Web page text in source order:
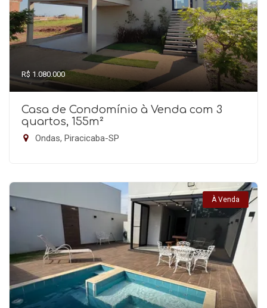
R$ 1.080.000
Casa de Condomínio à Venda com 3
quartos, 155m²
Ondas, Piracicaba-SP
À Venda